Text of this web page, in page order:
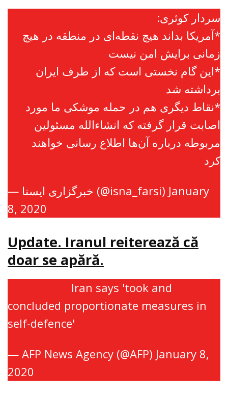
سردار کوثری:
*آمریکا بداند هیچ نقطه‌ای در منطقه در هیچ
زمانی برایش امن نیست
*این گام نخستی است که از طرف ایران
برداشته شد
*نقاط دیگری هم در حمله موشکی ما مورد
اصابت قرار گرفته که انشاءالله مسئولین
مربوطه درباره آن‌ها اطلاع رسانی خواهند
کرد
— خبرگزاری ایسنا (@isna_farsi) January
8, 2020
Update. Iranul reiterează că
doar se apără.
Iran says 'took and
concluded proportionate measures in
self-defence'
— AFP News Agency (@AFP) January 8,
2020